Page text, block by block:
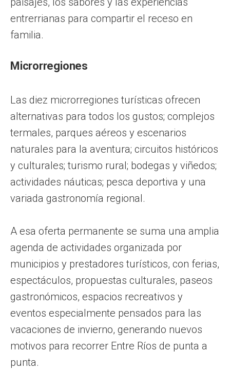
entrerrianas para compartir el receso en
familia.
Microrregiones
Las diez microrregiones turísticas ofrecen
alternativas para todos los gustos; complejos
termales, parques aéreos y escenarios
naturales para la aventura; circuitos históricos
y culturales; turismo rural; bodegas y viñedos;
actividades náuticas; pesca deportiva y una
variada gastronomía regional.
A esa oferta permanente se suma una amplia
agenda de actividades organizada por
municipios y prestadores turísticos, con ferias,
espectáculos, propuestas culturales, paseos
gastronómicos, espacios recreativos y
eventos especialmente pensados para las
vacaciones de invierno, generando nuevos
motivos para recorrer Entre Ríos de punta a
punta.